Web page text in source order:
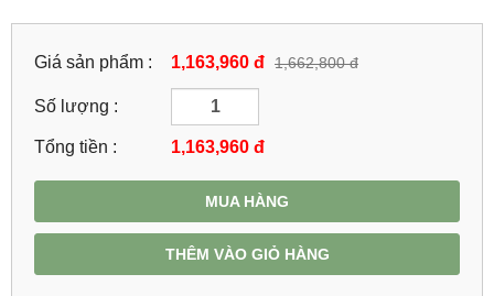
Giá sản phẩm : 1,163,960 đ 1,662,800 đ
Số lượng :
Tổng tiền : 1,163,960 đ
MUA HÀNG
THÊM VÀO GIỎ HÀNG